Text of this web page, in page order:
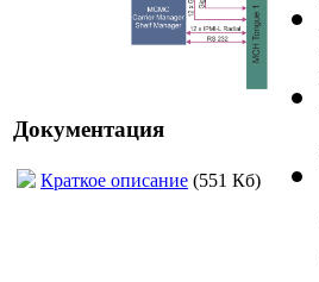
Документация
Краткое описание (551 Кб)